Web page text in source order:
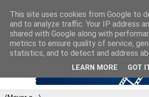
This site uses cookies from Google to
and to analyze traffic. Your IP address
shared with Google along with
metrics to ensure quality of service,
statistics, and to detect and address
LEARN MORE GOT